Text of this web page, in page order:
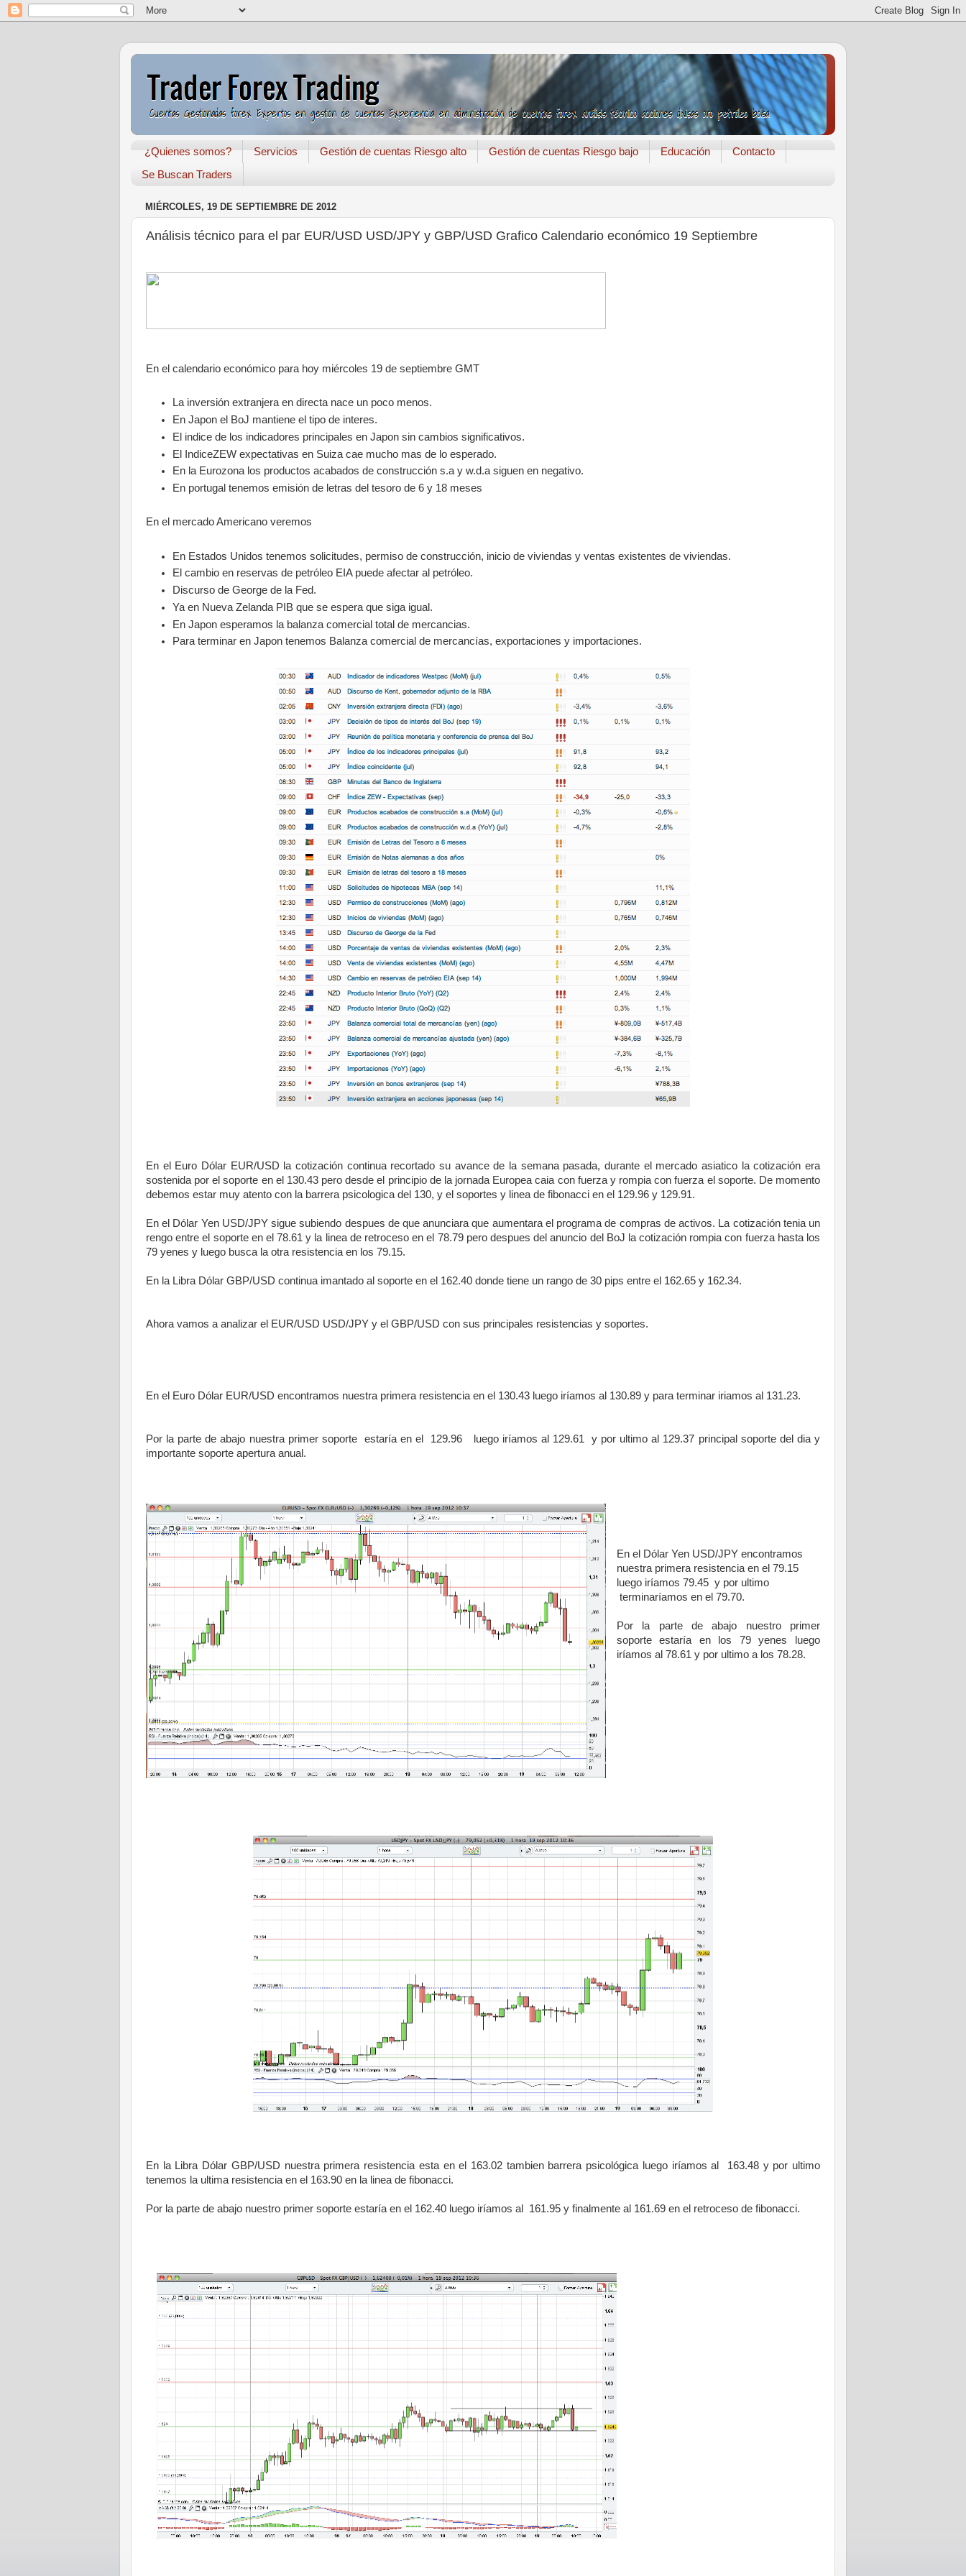
¿Quienes somos? Servicios Gestión de cuentas Riesgo alto Gestión de cuentas Riesgo bajo Educación
Contacto
Se Buscan Traders
MIÉRCOLES, 19 DE SEPTIEMBRE DE 2012
Análisis técnico para el par EUR/USD USD/JPY y GBP/USD Grafico Calendario económico 19 Septiembre
En el calendario económico para hoy miércoles 19 de septiembre GMT
La inversión extranjera en directa nace un poco menos.
En Japon el BoJ mantiene el tipo de interes.
El indice de los indicadores principales en Japon sin cambios significativos.
El IndiceZEW expectativas en Suiza cae mucho mas de lo esperado.
En la Eurozona los productos acabados de construcción s.a y w.d.a siguen en negativo.
En portugal tenemos emisión de letras del tesoro de 6 y 18 meses
En el mercado Americano veremos
En Estados Unidos tenemos solicitudes, permiso de construcción, inicio de viviendas y ventas existentes de viviendas.
El cambio en reservas de petróleo EIA puede afectar al petróleo.
Discurso de George de la Fed.
Ya en Nueva Zelanda PIB que se espera que siga igual.
En Japon esperamos la balanza comercial total de mercancias.
Para terminar en Japon tenemos Balanza comercial de mercancías, exportaciones y importaciones.
En el Euro Dólar EUR/USD la cotización continua recortado su avance de la semana pasada, durante el mercado asiatico la cotización era
sostenida por el soporte en el 130.43 pero desde el principio de la jornada Europea caia con fuerza y rompia con fuerza el soporte. De momento
debemos estar muy atento con la barrera psicologica del 130, y el soportes y linea de fibonacci en el 129.96 y 129.91.
En el Dólar Yen USD/JPY sigue subiendo despues de que anunciara que aumentara el programa de compras de activos. La cotización tenia un
rengo entre el soporte en el 78.61 y la linea de retroceso en el 78.79 pero despues del anuncio del BoJ la cotización rompia con fuerza hasta los
79 yenes y luego busca la otra resistencia en los 79.15.
En la Libra Dólar GBP/USD continua imantado al soporte en el 162.40 donde tiene un rango de 30 pips entre el 162.65 y 162.34.
Ahora vamos a analizar el EUR/USD USD/JPY y el GBP/USD con sus principales resistencias y soportes.
En el Euro Dólar EUR/USD encontramos nuestra primera resistencia en el 130.43 luego iríamos al 130.89 y para terminar iriamos al 131.23.
Por la parte de abajo nuestra primer soporte estaría en el 129.96 luego iríamos al 129.61 y por ultimo al 129.37 principal soporte del dia y
importante soporte apertura anual.
En el Dólar Yen USD/JPY encontramos
nuestra primera resistencia en el 79.15
luego iríamos 79.45 y por ultimo
terminaríamos en el 79.70.
Por la parte de abajo nuestro primer
soporte estaría en los 79 yenes luego
iríamos al 78.61 y por ultimo a los 78.28.
En la Libra Dólar GBP/USD nuestra primera resistencia esta en el 163.02 tambien barrera psicológica luego iríamos al 163.48 y por ultimo
tenemos la ultima resistencia en el 163.90 en la linea de fibonacci.
Por la parte de abajo nuestro primer soporte estaría en el 162.40 luego iríamos al 161.95 y finalmente al 161.69 en el retroceso de fibonacci.